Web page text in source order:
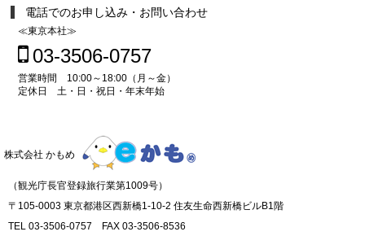
電話でのお申し込み・お問い合わせ
≪東京本社≫
03-3506-0757
営業時間 10:00～18:00（月～金）
定休日 土・日・祝日・年末年始
株式会社 かもめ
（観光庁長官登録旅行業第1009号）
〒105-0003 東京都港区西新橋1-10-2 住友生命西新橋ビルB1階
TEL 03-3506-0757 FAX 03-3506-8536